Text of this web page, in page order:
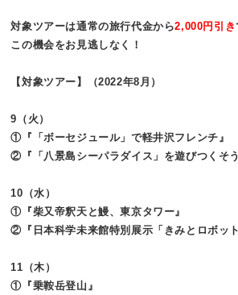
対象ツアーは通常の旅行代金から2,000円引き
この機会をお見逃しなく！
【対象ツアー】 （2022年8月）
9（火）
①『「ボーセジュール」で軽井沢フレンチ』
②『「八景島シーパラダイス」を遊びつくそう
10（水）
①『柴又帝釈天と鰻、東京タワー』
②『日本科学未来館特別展示「きみとロボット
11（木）
①『乗鞍岳登山』